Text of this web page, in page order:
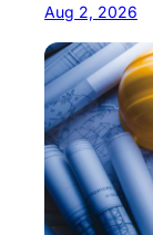
Aug 2, 2026